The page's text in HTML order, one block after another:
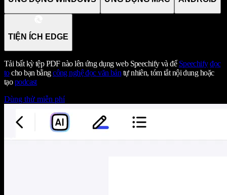
TIỆN ÍCH EDGE
Tải bất kỳ tệp PDF nào lên ứng dụng web Speechify và để Speechify đọc
tocho bạn bằngcông nghệ đọc văn bản tự nhiên, tóm tắt nội dung hoặc
tạopodcast
Dùng thử miễn phí